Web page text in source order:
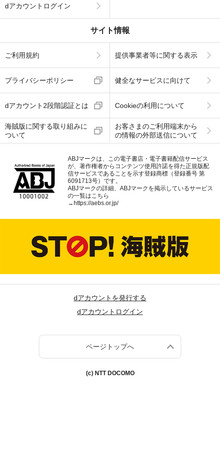
dアカウントログイン
サイト情報
ご利用規約 提供事業者等に関する表示
プライバシーポリシー 健全なサービスに向けて
dアカウント2段階認証とは Cookieの利用について
海賊版に関する取り組みに
ついて
お客さまのご利用端末から
の情報の外部送信について
ABJマークは、この電子書店・電子書籍配信サービス
が、著作権者からコンテンツ使用許諾を得た正規版配
信サービスであることを示す登録商標（登録番号 第
6091713号）です。
ABJマークの詳細、ABJマークを掲示しているサービス
の一覧はこちら
→ https://aebs.or.jp/
dアカウントを発行する
dアカウントログイン
ページトップへ
(c) NTT DOCOMO